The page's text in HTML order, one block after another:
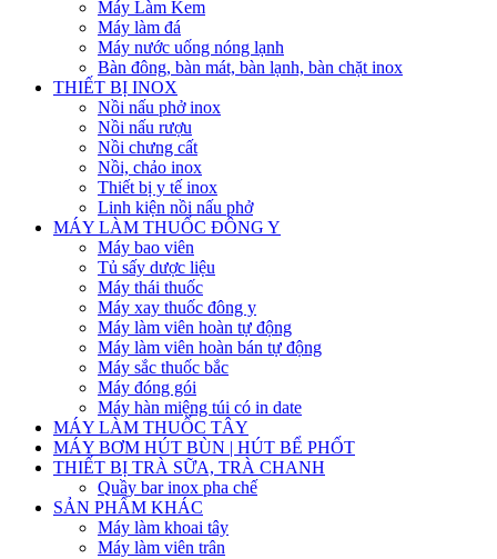
Máy Làm Kem
Máy làm đá
Máy nước uống nóng lạnh
Bàn đông, bàn mát, bàn lạnh, bàn chặt inox
THIẾT BỊ INOX
Nồi nấu phở inox
Nồi nấu rượu
Nồi chưng cất
Nồi, chảo inox
Thiết bị y tế inox
Linh kiện nồi nấu phở
MÁY LÀM THUỐC ĐÔNG Y
Máy bao viên
Tủ sấy dược liệu
Máy thái thuốc
Máy xay thuốc đông y
Máy làm viên hoàn tự động
Máy làm viên hoàn bán tự động
Máy sắc thuốc bắc
Máy đóng gói
Máy hàn miệng túi có in date
MÁY LÀM THUỐC TÂY
MÁY BƠM HÚT BÙN | HÚT BỂ PHỐT
THIẾT BỊ TRÀ SỮA, TRÀ CHANH
Quầy bar inox pha chế
SẢN PHẨM KHÁC
Máy làm khoai tây
Máy làm viên trân